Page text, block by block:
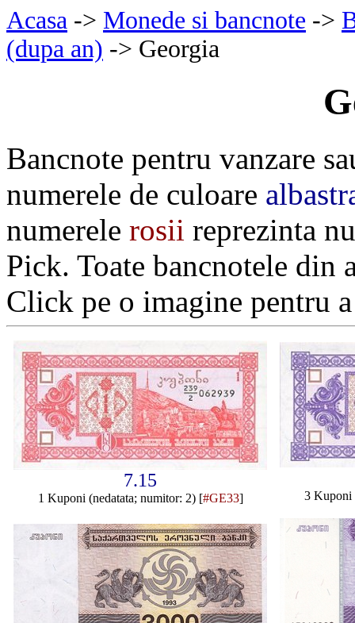
Acasa -> Monede si bancnote ->
(dupa an) -> Georgia
Bancnote pentru vanzare
numerele de culoare
numerele rosii reprezinta
Pick. Toate bancnotele din
Click pe o imagine pentru
7.15
1 Kuponi (nedatata; numitor: 2) [#GE33] 3 Kuponi